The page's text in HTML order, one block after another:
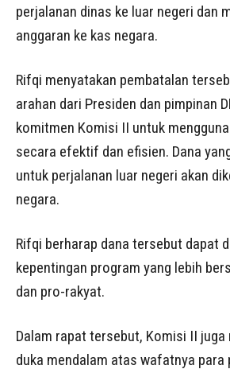
perjalanan dinas ke luar negeri dan
anggaran ke kas negara.
Rifqi menyatakan pembatalan
arahan dari Presiden dan pimpinan
komitmen Komisi II untuk
secara efektif dan efisien. Dana
untuk perjalanan luar negeri akan
negara.
Rifqi berharap dana tersebut dapat
kepentingan program yang lebih
dan pro-rakyat.
Dalam rapat tersebut, Komisi II juga
duka mendalam atas wafatnya para